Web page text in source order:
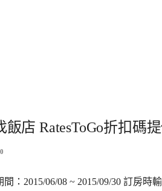
店 RatesToGo折扣碼
0
：2015/06/08 ~ 2015/09/30 訂房時